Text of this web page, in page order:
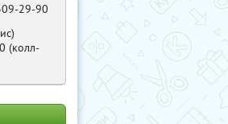
29-90
(колл-